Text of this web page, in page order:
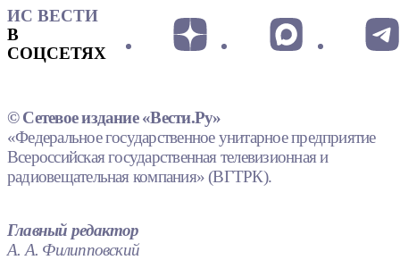
ИС ВЕСТИ
В
СОЦСЕТЯХ
© Сетевое издание «Вести.Ру»
«Федеральное государственное унитарное предприятие
Всероссийская государственная телевизионная и
радиовещательная компания» (ВГТРК).
Главный редактор
А. А. Филипповский